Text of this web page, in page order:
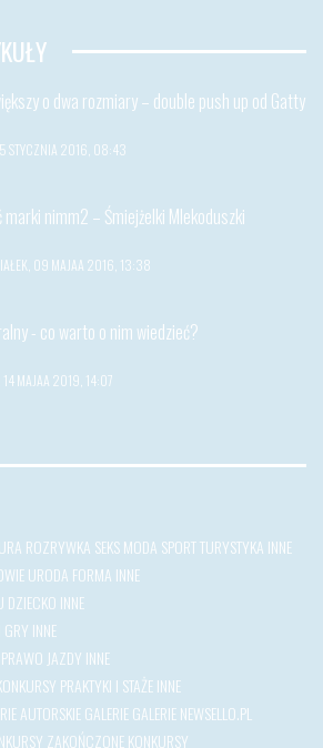
o dwa rozmiary – double push up od Gatty
STYCZNIA 2016, 08:43
marki nimm2 – Śmiejżelki Mlekoduszki
09 MAJAA 2016, 13:38
- co warto o nim wiedzieć?
14 MAJAA 2019, 14:07
ROZRYWKA SEKSMODA SPORTTURYSTYKA INNE
URODA FORMA INNE
DZIECKO INNE
GRY INNE
PRAWO JAZDY INNE
PRAKTYKI I STAŻEINNE
AUTORSKIE GALERIEGALERIE NEWSELLO.PL
ZAKOŃCZONE KONKURSY